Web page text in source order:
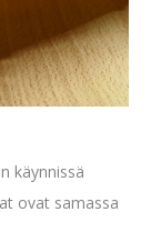
käynnissä
ovat samassa